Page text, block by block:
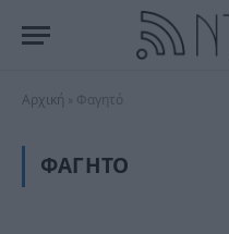
Αρχική Φαγητό
ΦΑΓΗΤΌ